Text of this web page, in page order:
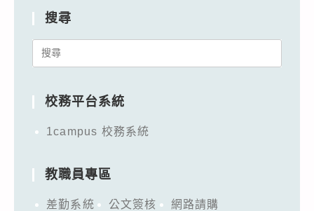
搜尋
Search
校務平台系統
1campus 校務系統
教職員專區
差勤系統 公文簽核
網路請購